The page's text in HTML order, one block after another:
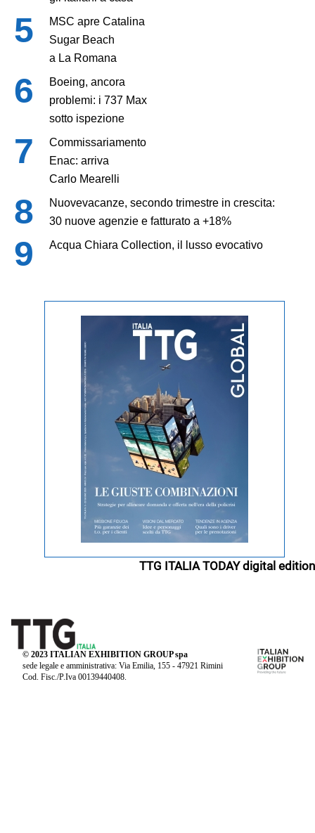
MSC apre Catalina
Sugar Beach
a La Romana
Boeing, ancora
problemi: i 737 Max
sotto ispezione
Commissariamento
Enac: arriva
Carlo Mearelli
Nuovevacanze, secondo trimestre in crescita:
30 nuove agenzie e fatturato a +18%
Acqua Chiara Collection, il lusso evocativo
TTG ITALIA TODAY digital edition
© 2023 ITALIAN EXHIBITION GROUP spa
sede legale e amministrativa: Via Emilia, 155 - 47921 Rimini
Cod. Fisc./P.Iva 00139440408.